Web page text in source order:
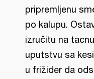
pripremljenu
po kalupu.
izručitu na
uputstvu sa
u frižider da